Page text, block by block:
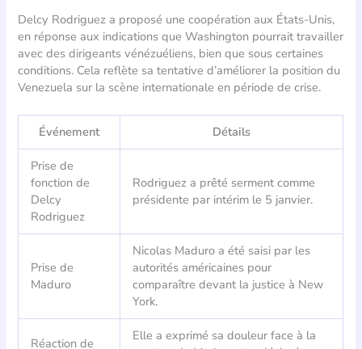
Delcy Rodriguez a proposé une coopération aux États-Unis,
en réponse aux indications que Washington pourrait travailler
avec des dirigeants vénézuéliens, bien que sous certaines
conditions. Cela reflète sa tentative d’améliorer la position du
Venezuela sur la scène internationale en période de crise.
Événement Détails
Prise de
fonction de
Delcy
Rodriguez
Rodriguez a prêté serment comme
présidente par intérim le 5 janvier.
Prise de
Maduro
Nicolas Maduro a été saisi par les
autorités américaines pour
comparaître devant la justice à New
York.
Réaction de
Elle a exprimé sa douleur face à la